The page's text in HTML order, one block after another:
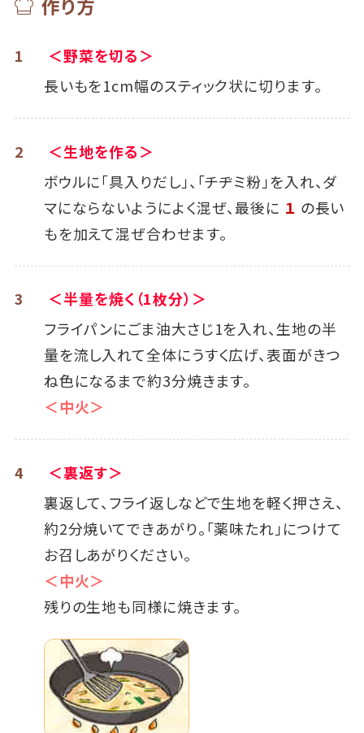
作り方
1
＜野菜を切る＞
長いもを1cm幅のスティック状に切ります。
2
＜生地を作る＞
ボウルに「具入りだし」、「チヂミ粉」を入れ、ダ
マにならないようによく混ぜ、最後に １ の長い
もを加えて混ぜ合わせます。
3
＜半量を焼く（1枚分）＞
フライパンにごま油大さじ1を入れ、生地の半
量を流し入れて全体にうすく広げ、表面がきつ
ね色になるまで約3分焼きます。
＜中火＞
4
＜裏返す＞
裏返して、フライ返しなどで生地を軽く押さえ、
約2分焼いてできあがり。「薬味たれ」につけて
お召しあがりください。
＜中火＞
残りの生地も同様に焼きます。